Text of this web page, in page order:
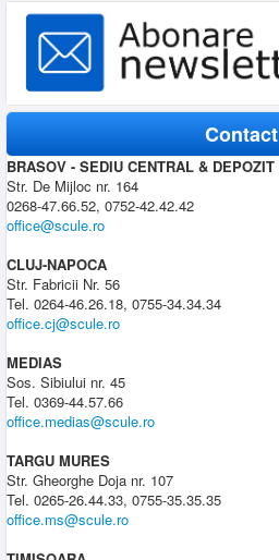
Contact
BRASOV - SEDIU CENTRAL & DEPOZIT
Str. De Mijloc nr. 164
0268-47.66.52, 0752-42.42.42
office@scule.ro
CLUJ-NAPOCA
Str. Fabricii Nr. 56
Tel. 0264-46.26.18, 0755-34.34.34
office.cj@scule.ro
MEDIAS
Sos. Sibiului nr. 45
Tel. 0369-44.57.66
office.medias@scule.ro
TARGU MURES
Str. Gheorghe Doja nr. 107
Tel. 0265-26.44.33, 0755-35.35.35
office.ms@scule.ro